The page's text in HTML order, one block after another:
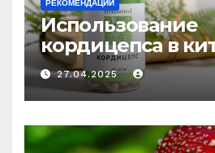
РЕКОМЕНДАЦИИ
Использование
кордицепса в
медицине:
средство против
и истощения
27.04.2025